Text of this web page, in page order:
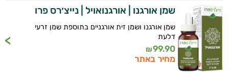
דלקות פרקים
דרכי השתן
הליקובקטר פילורי
שמן אורגנו | אורגנואויל | נייצ׳רס פרו
שמן אורגנו ושמן זית אורגניים בתוספת שמן זרעי
דלעת
99.90
₪
מחיר באתר
זה הזמן להתחיל. איך אוכל לעזור?